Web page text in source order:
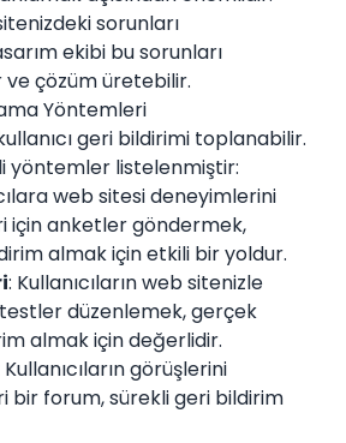
sorunları
ekibi bu sorunları
çözüm üretebilir.
Yöntemleri
geri bildirimi toplanabilir.
yöntemler listelenmiştir:
web sitesi deneyimlerini
için anketler göndermek,
almak için etkili bir yoldur.
: Kullanıcıların web sitenizle
düzenlemek, gerçek
almak için değerlidir.
Kullanıcıların görüşlerini
bir forum, sürekli geri bildirim